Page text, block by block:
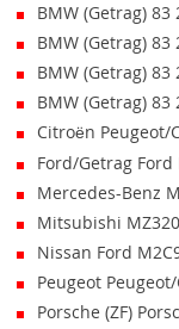
BMW (Getrag) 83
BMW (Getrag) 83
BMW (Getrag) 83
BMW (Getrag) 83
Citroën Peugeot/
Ford/Getrag Ford
Mercedes-Benz
Mitsubishi
Nissan Ford
Peugeot
Porsche (ZF)